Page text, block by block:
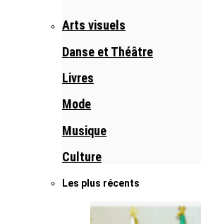
Arts visuels
Danse et Théâtre
Livres
Mode
Musique
Culture
Les plus récents